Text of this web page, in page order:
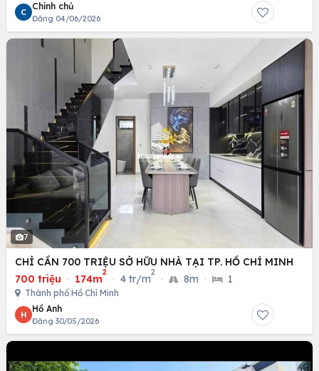
C
Chính chủ
Đăng 04/06/2026
7
CHỈ CẦN 700 TRIỆU SỞ HỮU NHÀ TẠI TP. HỒ CHÍ MINH
700 triệu · 174m
2
· 4 tr/m
2
· 8m · 1
Thành phố Hồ Chí Minh
H
Hồ Anh
Đăng 30/05/2026